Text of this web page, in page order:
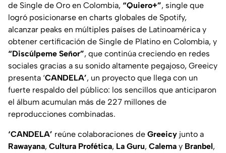
de Single de Oro en Colombia, “Quiero+”, single que
logró posicionarse en charts globales de Spotify,
alcanzar peaks en múltiples países de Latinoamérica y
obtener certificación de Single de Platino en Colombia, y
“Discúlpeme Señor”, que continúa creciendo en redes
sociales gracias a su sonido altamente pegajoso, Greeicy
presenta ‘CANDELA’, un proyecto que llega con un
fuerte respaldo del público: los sencillos que anticiparon
el álbum acumulan más de 227 millones de
reproducciones combinadas.
‘CANDELA’ reúne colaboraciones de Greeicy junto a
Rawayana, Cultura Profética, La Guru, Calema y Branbel,